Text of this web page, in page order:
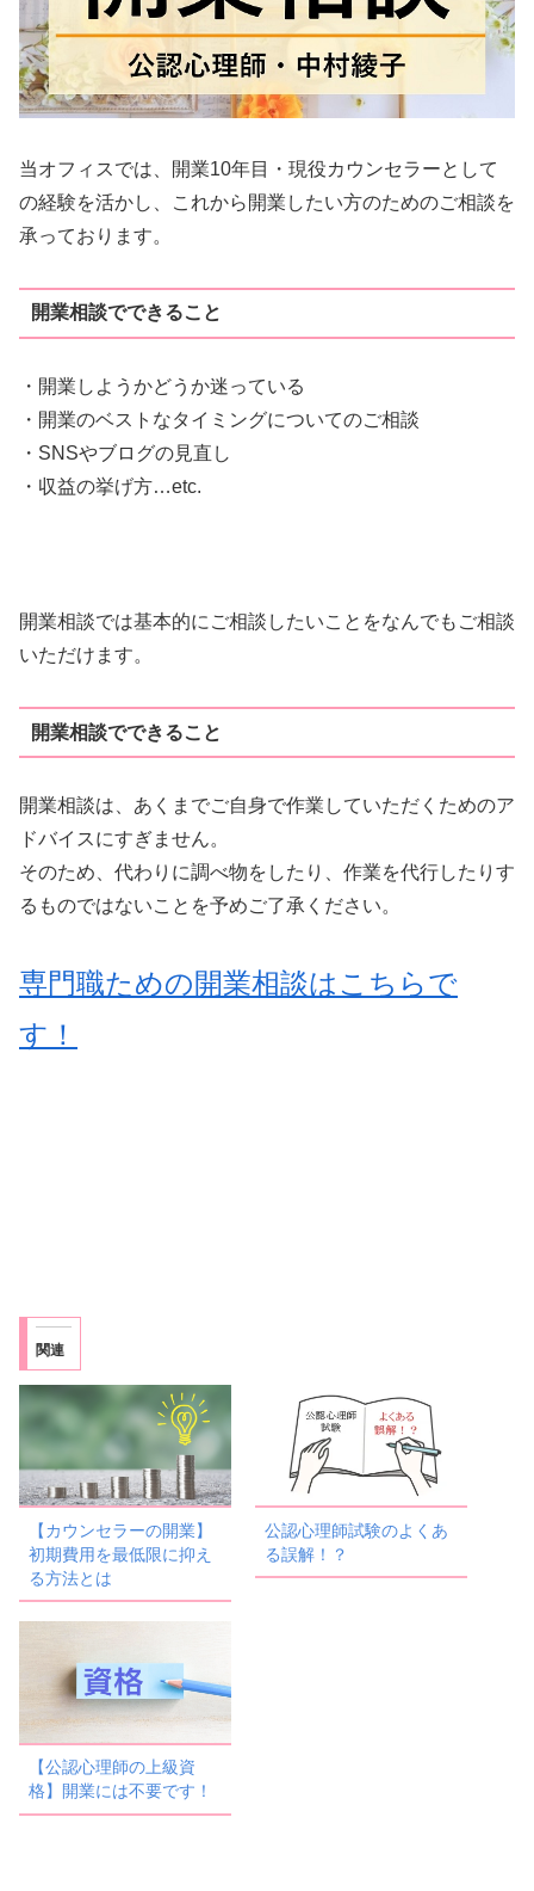
当オフィスでは、開業10年目・現役カウンセラーとして
の経験を活かし、これから開業したい方のためのご相談を
承っております。
開業相談でできること
・開業しようかどうか迷っている
・開業のベストなタイミングについてのご相談
・SNSやブログの見直し
・収益の挙げ方…etc.
開業相談では基本的にご相談したいことをなんでもご相談
いただけます。
開業相談でできること
開業相談は、あくまでご自身で作業していただくためのア
ドバイスにすぎません。
そのため、代わりに調べ物をしたり、作業を代行したりす
るものではないことを予めご了承ください。
専門職ための開業相談はこちらで
す！
関連
【カウンセラーの開業】
初期費用を最低限に抑え
る方法とは
公認心理師試験のよくあ
る誤解！？
【公認心理師の上級資
格】開業には不要です！